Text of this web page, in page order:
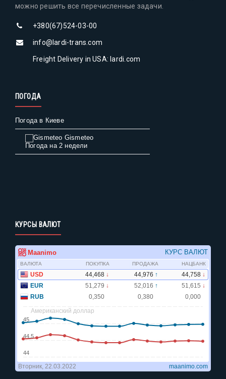
можно решить все перечисленные задачи.
+380(67)524-03-00
info@lardi-trans.com
Freight Delivery in USA: lardi.com
ПОГОДА
Погода в Киеве
Gismeteo
Погода на 2 недели
КУРСЫ ВАЛЮТ